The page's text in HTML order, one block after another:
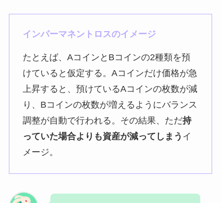
インパーマネントロスのイメージ
たとえば、AコインとBコインの2種類を預
けていると仮定する。Aコインだけ価格が急
上昇すると、預けているAコインの枚数が減
り、Bコインの枚数が増えるようにバランス
調整が自動で行われる。その結果、ただ持
っていた場合よりも資産が減ってしまう イ
メージ。